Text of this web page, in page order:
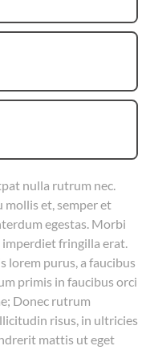
nulla rutrum nec.
et, semper et
egestas. Morbi
imperdiet fringilla erat.
lorem purus, a faucibus
primis in faucibus orci
Donec rutrum
risus, in ultricies
mattis ut eget